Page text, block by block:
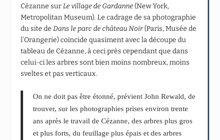
Cézanne surLe village de Gardanne(New York,
Metropolitan Museum). Le cadrage de sa photographie
du site deDans le parc de château Noir(Paris, Musée de
l’Orangerie) coïncide quasiment avec la découpe du
tableau de Cézanne, à ceci près cependant que dans
celui-ci les arbres sont bien moins nombreux, moins
sveltes et pas verticaux.
On ne doit pas être étonné, prévient John Rewald, de
trouver, sur les photographies prises environ trente
ans après le travail de Cézanne, des arbres plus gros
et plus forts, du feuillage plus épais et des arbres